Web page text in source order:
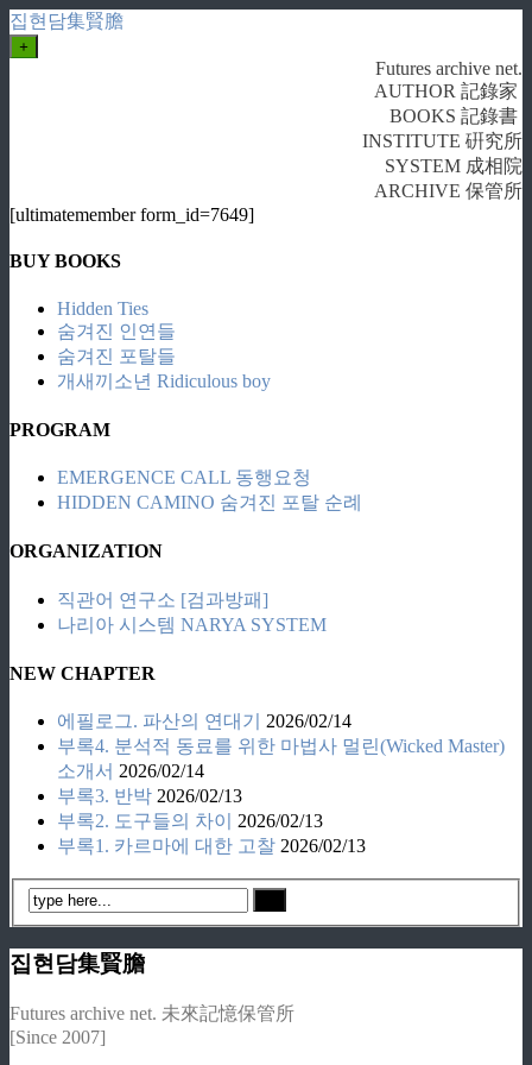
집현담集賢膽
+
Futures archive net.
AUTHOR 記錄家
BOOKS 記錄書
INSTITUTE 硏究所
SYSTEM 成相院
ARCHIVE 保管所
[ultimatemember form_id=7649]
BUY BOOKS
Hidden Ties
숨겨진 인연들
숨겨진 포탈들
개새끼소년 Ridiculous boy
PROGRAM
EMERGENCE CALL 동행요청
HIDDEN CAMINO 숨겨진 포탈 순례
ORGANIZATION
직관어 연구소 [검과방패]
나리아 시스템 NARYA SYSTEM
NEW CHAPTER
에필로그. 파산의 연대기
2026/02/14
부록4. 분석적 동료를 위한 마법사 멀린(Wicked Master)
소개서 2026/02/14
부록3. 반박 2026/02/13
부록2. 도구들의 차이
2026/02/13
부록1. 카르마에 대한 고찰 2026/02/13
집현담集賢膽
Futures archive net. 未來記憶保管所
[Since 2007]